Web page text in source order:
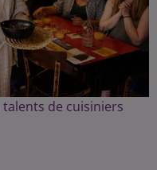
de cuisiniers